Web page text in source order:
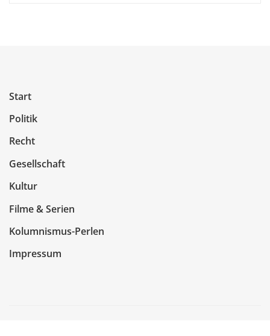
Start
Politik
Recht
Gesellschaft
Kultur
Filme & Serien
Kolumnismus-Perlen
Impressum